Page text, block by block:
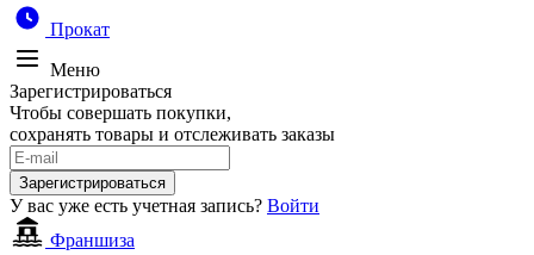
Прокат
Меню
Зарегистрироваться
Чтобы совершать покупки,
сохранять товары и отслеживать заказы
Зарегистрироваться
У вас уже есть учетная запись? Войти
Франшиза